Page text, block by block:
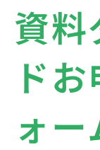
資料
ド
ォー